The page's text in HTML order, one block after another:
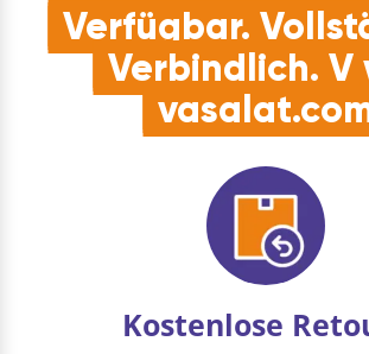
Verfügbar.
Verbindlich. V
Kostenlose